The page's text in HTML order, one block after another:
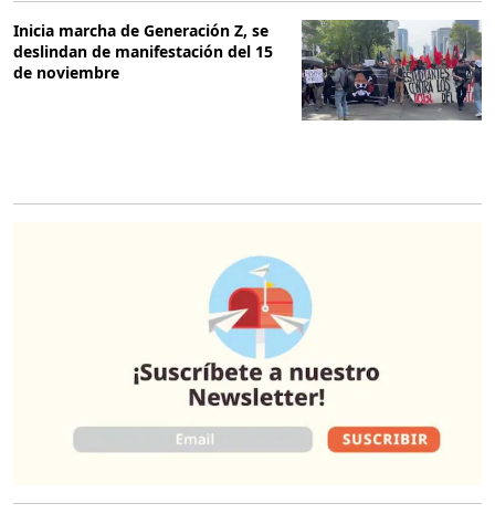
Inicia marcha de Generación Z, se
deslindan de manifestación del 15
de noviembre